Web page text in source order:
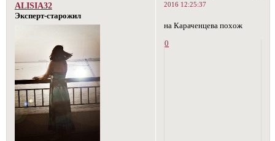
2016 12:25:37
ALISIA32
Эксперт-старожил
на Караченцева похож
0